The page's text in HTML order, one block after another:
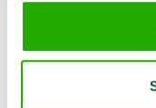
aan de NEN 2484
Let op :werkhoogte